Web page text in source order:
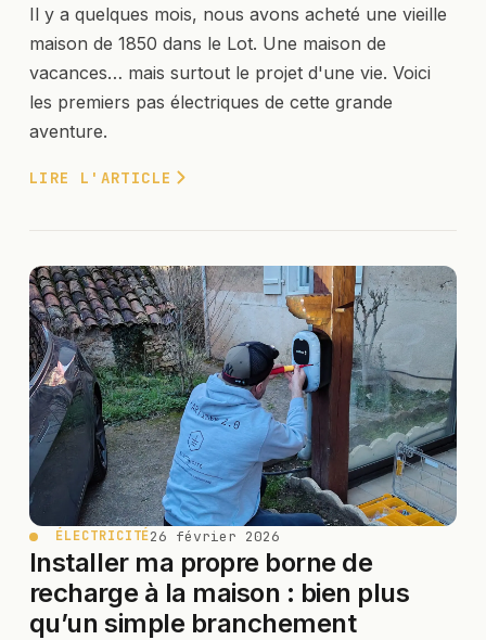
Il y a quelques mois, nous avons acheté une vieille
maison de 1850 dans le Lot. Une maison de
vacances… mais surtout le projet d'une vie. Voici
les premiers pas électriques de cette grande
aventure.
LIRE L'ARTICLE
ÉLECTRICITÉ26 février 2026
Installer ma propre borne de
recharge à la maison : bien plus
qu’un simple branchement